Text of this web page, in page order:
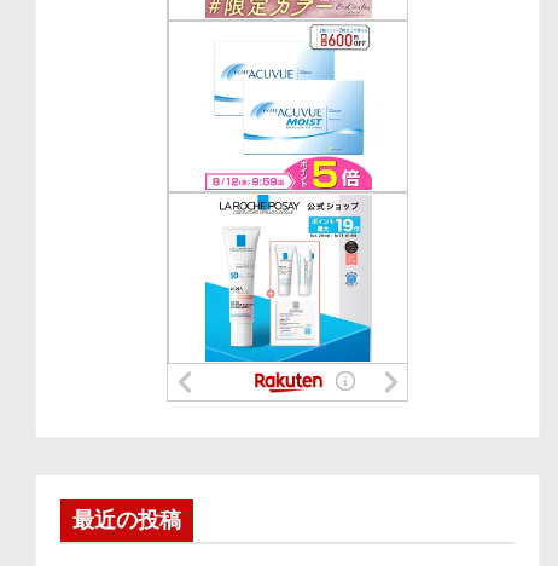
最近の投稿